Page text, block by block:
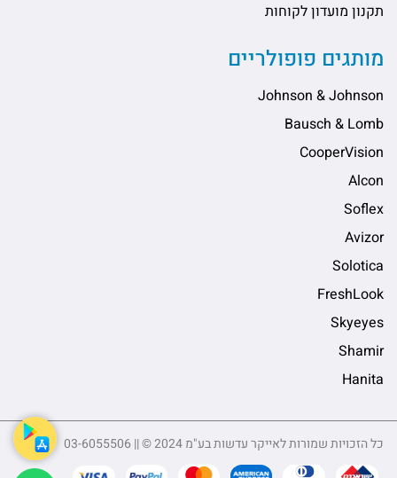
תקנון מועדון לקוחות
מותגים פופולריים
Johnson & Johnson
Bausch & Lomb
CooperVision
Alcon
Soflex
Avizor
Solotica
FreshLook
Skyeyes
Shamir
Hanita
כל הזכויות שמורות לאייקר עדשות בע"מ 2024 © || 03-6055506